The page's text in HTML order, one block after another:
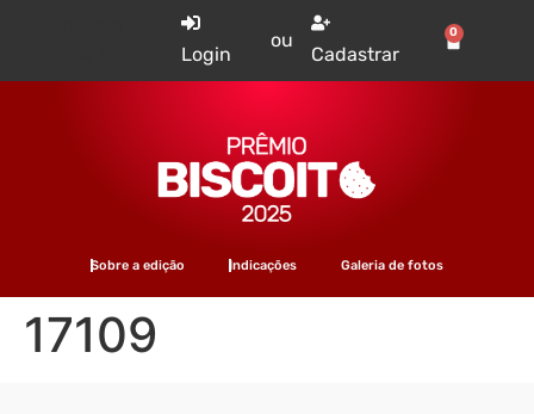
Login
ou
Cadastrar
0
Sobre a edição Indicações Galeria de fotos
17109